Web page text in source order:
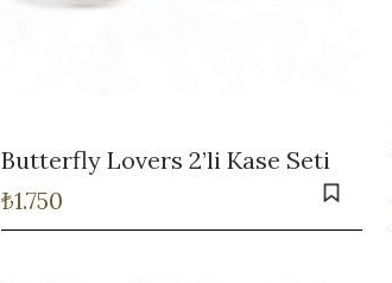
Butterfly Lovers 2’li Kase Seti
₺1.750